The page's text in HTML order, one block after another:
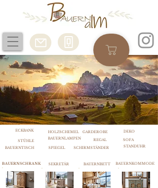
BAUERNTISCH SPIEGEL SCHIRMSTÄNDER
BAUERNSCHRANK SEKRETÄR BAUERNBETT
STANDUHR
BAUERNKOMMODE
BAUERNLAMPEN REGAL SOFA
ECKBANK
STÜHLE
HOLZSCHEMEL GARDEROBE DEKO